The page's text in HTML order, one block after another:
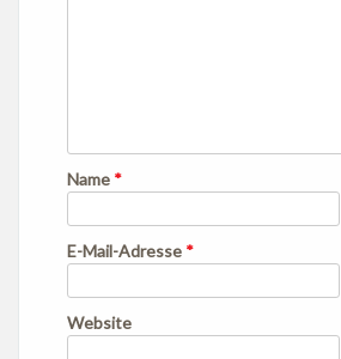
Name *
E-Mail-Adresse *
Website